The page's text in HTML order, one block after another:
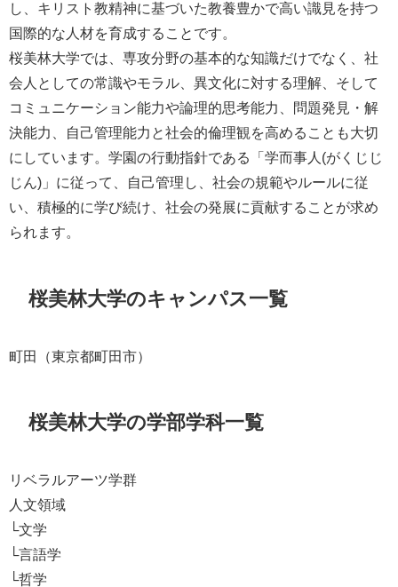
し、キリスト教精神に基づいた教養豊かで高い識見を持つ
国際的な人材を育成することです。
桜美林大学では、専攻分野の基本的な知識だけでなく、社
会人としての常識やモラル、異文化に対する理解、そして
コミュニケーション能力や論理的思考能力、問題発見・解
決能力、自己管理能力と社会的倫理観を高めることも大切
にしています。学園の行動指針である「学而事人(がくじじ
じん)」に従って、自己管理し、社会の規範やルールに従
い、積極的に学び続け、社会の発展に貢献することが求め
られます。
桜美林大学のキャンパス一覧
町田（東京都町田市）
桜美林大学の学部学科一覧
リベラルアーツ学群
人文領域
└文学
└言語学
└哲学